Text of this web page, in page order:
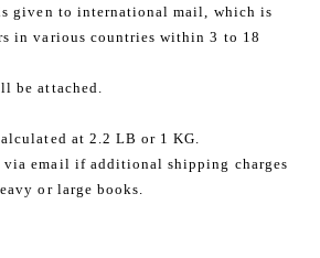
given to international mail, which is
in various countries within 3 to 18
be attached.
at 2.2 LB or 1 KG.
email if additional shipping charges
or large books.